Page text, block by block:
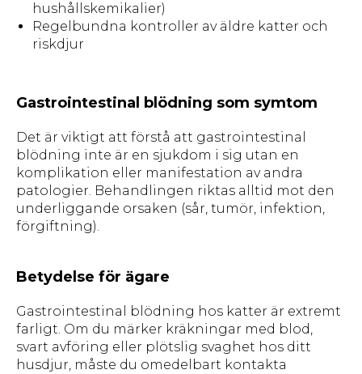
hushållskemikalier)
Regelbundna kontroller av äldre katter och
riskdjur
Gastrointestinal blödning som symtom
Det är viktigt att förstå att gastrointestinal
blödning inte är en sjukdom i sig utan en
komplikation eller manifestation av andra
patologier. Behandlingen riktas alltid mot den
underliggande orsaken (sår, tumör, infektion,
förgiftning).
Betydelse för ägare
Gastrointestinal blödning hos katter är extremt
farligt. Om du märker kräkningar med blod,
svart avföring eller plötslig svaghet hos ditt
husdjur, måste du omedelbart kontakta